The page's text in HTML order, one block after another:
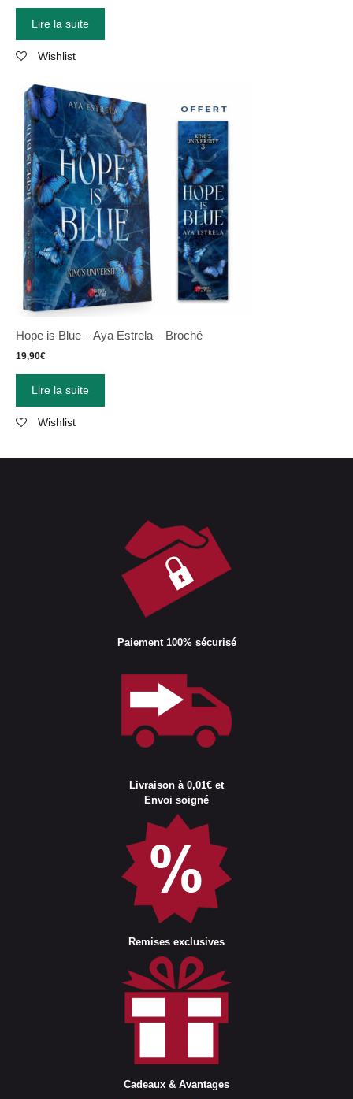
Lire la suite
Wishlist
Hope is Blue – Aya Estrela – Broché
19,90€
Lire la suite
Wishlist
Paiement 100% sécurisé
Livraison à 0,01€ et
Envoi soigné
Remises exclusives
Cadeaux & Avantages